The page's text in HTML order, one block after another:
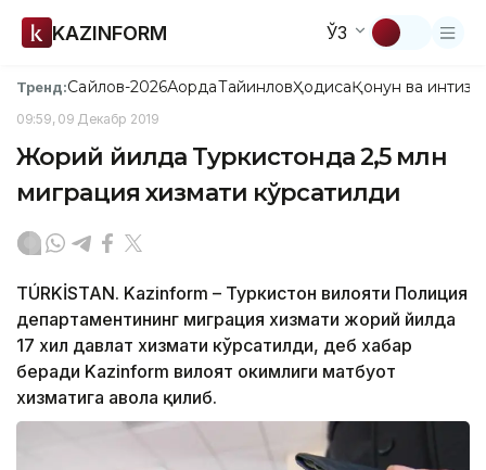
KAZINFORM ЎЗ
Тренд:Сайлов-2026АқордаТайинловҲодисаҚонун ва
09:59, 09 Декабр 2019
Жорий йилда Туркистонда 2,5 млн
миграция хизмати кўрсатилди
TÚRKİSTAN. Kazinform – Туркистон вилояти Полиция
департаментининг миграция хизмати жорий йилда
17 хил давлат хизмати кўрсатилди, деб хабар
беради Kazinform вилоят ҳокимлиги матбуот
хизматига ҳавола қилиб.